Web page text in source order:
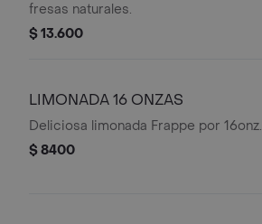
fresas naturales.
$ 13.600
LIMONADA 16 ONZAS
Deliciosa limonada Frappe por 16onz.
$ 8400